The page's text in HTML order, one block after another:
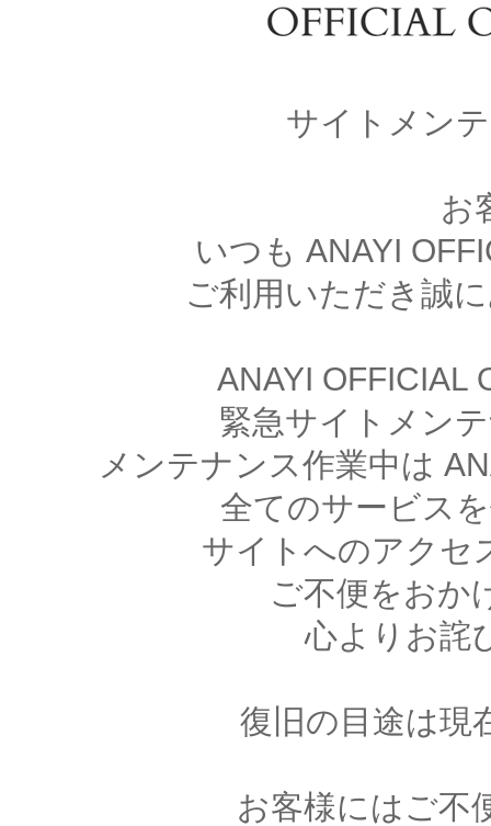
サイトメン
お
いつも ANAYI
ご利用いただき誠
ANAYI OFFICIAL
緊急サイトメン
メンテナンス作業中は
全てのサービス
サイトへのアクセ
ご不便をおか
心よりお詫
復旧の目途は現
お客様にはご不